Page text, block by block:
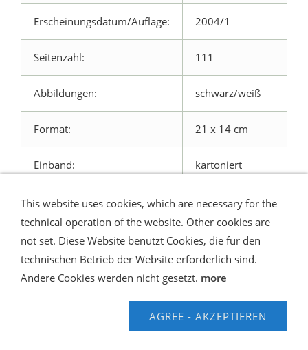
Erscheinungsdatum/Auflage: 2004/1
Seitenzahl: 111
Abbildungen: schwarz/weiß
Format: 21 x 14 cm
Einband: kartoniert
Shipping and Payment
AGB / Terms
Widerrufsrecht
Datenschutz
Verbraucherhinweise
Contact us
Hilfe
© Speleo Projects
This website uses cookies, which are necessary for the
technical operation of the website. Other cookies are
not set. Diese Website benutzt Cookies, die für den
technischen Betrieb der Website erforderlich sind.
Andere Cookies werden nicht gesetzt. more
AGREE - AKZEPTIEREN